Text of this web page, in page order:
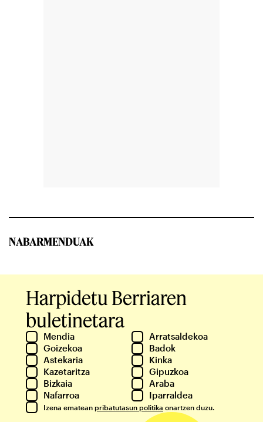
NABARMENDUAK
Harpidetu Berriaren
buletinetara
Mendia
Arratsaldekoa
Goizekoa
Badok
Astekaria
Kinka
Kazetaritza
Gipuzkoa
Bizkaia
Araba
Nafarroa
Iparraldea
Izena ematean pribatutasun politika onartzen duzu.